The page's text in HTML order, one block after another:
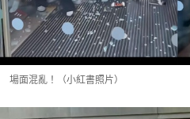
場面混亂！（小紅書照片）